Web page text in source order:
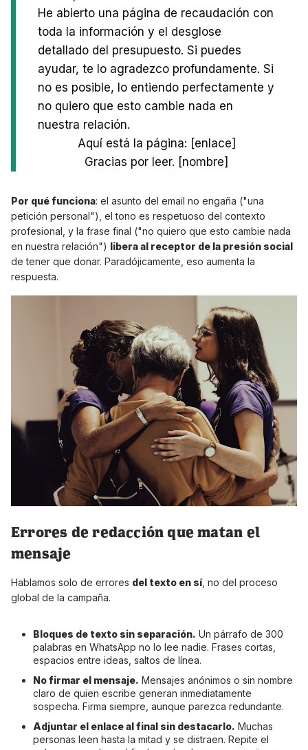
He abierto una página de recaudación con
toda la información y el desglose
detallado del presupuesto. Si puedes
ayudar, te lo agradezco profundamente. Si
no es posible, lo entiendo perfectamente y
no quiero que esto cambie nada en
nuestra relación.
Aquí está la página: [enlace]
Gracias por leer. [nombre]
Por qué funciona: el asunto del email no engaña ("una
petición personal"), el tono es respetuoso del contexto
profesional, y la frase final ("no quiero que esto cambie nada
en nuestra relación") libera al receptor de la presión social
de tener que donar. Paradójicamente, eso aumenta la
respuesta.
Errores de redacción que matan el
mensaje
Hablamos solo de errores del texto en sí, no del proceso
global de la campaña.
Bloques de texto sin separación. Un párrafo de 300
palabras en WhatsApp no lo lee nadie. Frases cortas,
espacios entre ideas, saltos de línea.
No firmar el mensaje. Mensajes anónimos o sin nombre
claro de quien escribe generan inmediatamente
sospecha. Firma siempre, aunque parezca redundante.
Adjuntar el enlace al final sin destacarlo. Muchas
personas leen hasta la mitad y se distraen. Repite el